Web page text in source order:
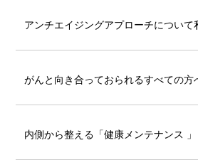
アンチエイジングアプローチについて
がんと向き合っておられるすべての方
内側から整える「健康メンテナンス 」